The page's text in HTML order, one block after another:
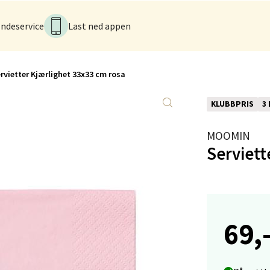
Last ned appen
Kjærlighet 33x33 cm rosa
KLUBBPRIS 3
Denne varen
MOOMIN
69,-
og Sandnes - Kvadrat
10-21
10-21